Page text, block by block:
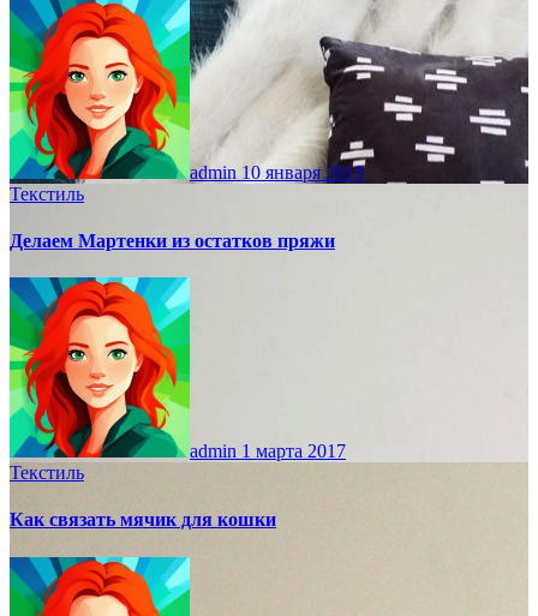
admin 10 января 2019
Текстиль
Делаем Мартенки из остатков пряжи
admin 1 марта 2017
Текстиль
Как связать мячик для кошки